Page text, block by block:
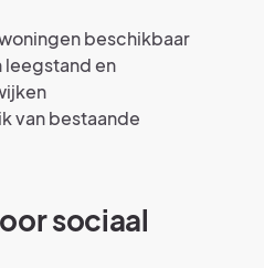
beschikbaar
leegstand en
van bestaande
sociaal